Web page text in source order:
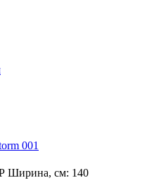
001
Ширина, см: 140